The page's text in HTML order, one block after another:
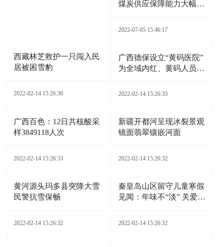
西藏林芝救护一只闯入民
居被困雪豹
2022-02-14 15:26:30
煤炭供应保障能力大幅增
2022-07-05 15:46:17
广西德保设立“黄码医院”
为全域内红、黄码人员就
2022-02-14 15:26:33
广西百色：12日共核酸采
样3849118人次
2022-02-14 15:26:33
新疆开都河呈现冰裂景观
镜面翡翠镶嵌河面
2022-02-14 15:26:32
黄河源头玛多县突降大雪
民警抗雪保畅
2022-02-14 15:26:32
秦皇岛山区留守儿童寒假
见闻：年味不“淡” 关爱
2022-02-14 15:26:32